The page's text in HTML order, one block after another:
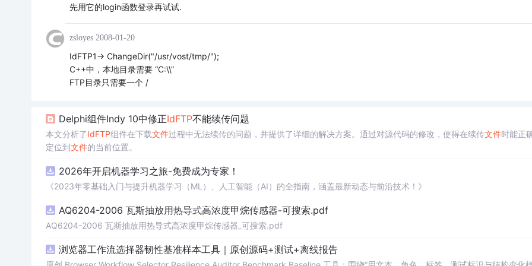
先用它的login函数登录再试试.
zsloyes 2008-01-20
IdFTP1-> ChangeDir("/usr/vost/tmp/");
C++中，本地目录需要 “C:\\”
FTP目录只需要一个 /
Delphi组件Indy 10中修正IdFTP不能续传问题
本文分析了IdFTP组件在下载文件过程中无法续传的问题，并提供了详细的解决方案。通过对源代码的修改，使得在续传文件时能正
定位到文件的当前位置。
2026年开启机器学习之旅-免费成为专家！
《2023年零基础入门与提升机器学习（ML）、人工智能（AI）的全指南，涵盖最新动态与前沿技术！》
AQ6204-2006 瓦斯抽放用热导式高浓度甲烷传感器-可搜索.pdf
AQ6204-2006 瓦斯抽放用热导式高浓度甲烷传感器_可搜索.pdf
浏览器工作流选择器韧性基准样本工具｜原创源码+测试+离线报告